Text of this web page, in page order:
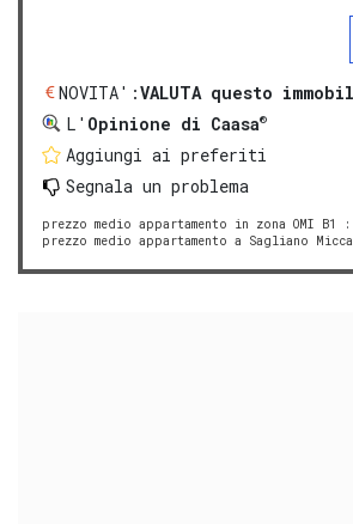
NOVITA':VALUTA questo
L' Opinione di Caasa®
Aggiungi ai preferiti
Segnala un problema
prezzo medio appartamento in zona OMI B1 :
prezzo medio appartamento a Sagliano Micca